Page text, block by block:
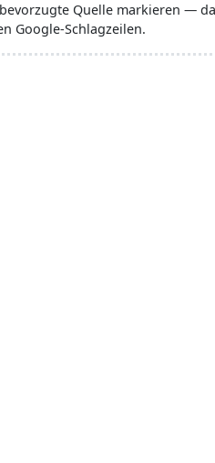
Quelle markieren —
Google-Schlagzeilen.